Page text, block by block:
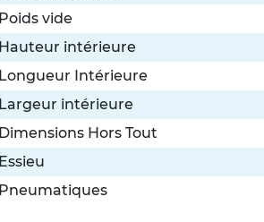
Poids vide
Hauteur intérieure
Longueur Intérieure
Largeur intérieure
Dimensions Hors Tout
Essieu
Pneumatiques